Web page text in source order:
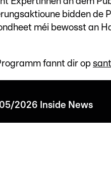
bidden de
méi bewosst an
fannt dir op
2026 Inside News